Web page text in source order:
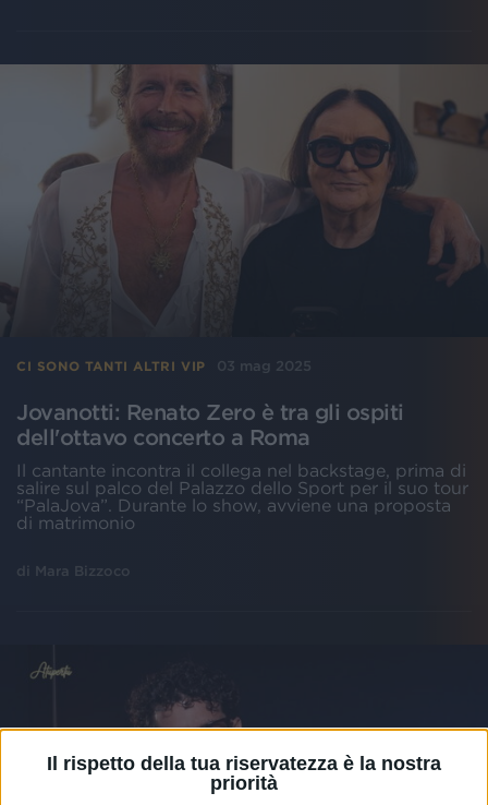
Il rispetto della tua riservatezza è la nostra
priorità
CI SONO TANTI ALTRI VIP 03 mag 2025
Jovanotti: Renato Zero è tra gli ospiti
dell'ottavo concerto a Roma
Il cantante incontra il collega nel backstage, prima di
salire sul palco del Palazzo dello Sport per il suo tour
“PalaJova”. Durante lo show, avviene una proposta
di matrimonio
di Mara Bizzoco